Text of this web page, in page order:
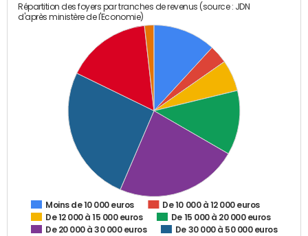
Répartition des foyers par tranches de revenus (source : JDN
d'après ministère de l'Economie)
Moins de 10 000 euros
De 10 000 à 12 000 euros
De 12 000 à 15 000 euros
De 15 000 à 20 000 euros
De 20 000 à 30 000 euros
De 30 000 à 50 000 euros